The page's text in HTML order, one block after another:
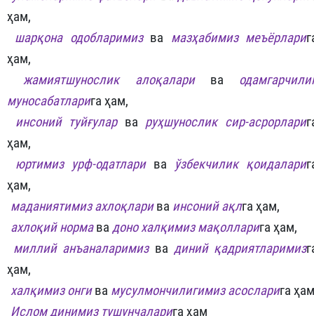
ҳам,
шарқона одобларимиз ва мазҳабимиз меъёрлари
ҳам,
жамиятшунослик алоқалари ва
муносабатларига ҳам,
инсоний туйғулар ва руҳшунослик сир-асрорлари
ҳам,
юртимиз урф-одатлари ва ўзбекчилик қоидалари
ҳам,
маданиятимиз ахлоқлари ва инсоний ақлга ҳам,
ахлоқий норма ва доно халқимиз мақолларига ҳам,
миллий анъаналаримиз ва диний қадриятларимиз
ҳам,
халқимиз онги ва мусулмончилигимиз асосларига
Ислом динимиз тушунчаларига ҳам